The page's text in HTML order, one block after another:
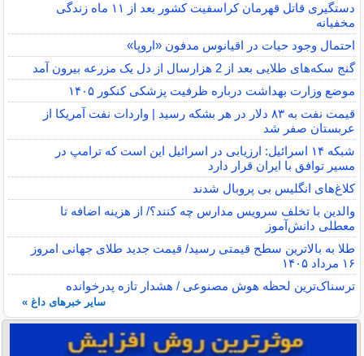
دستگیری قاتل قهرمان کراسفیت کشور بعد از ۱۱ ماه زندگی
مخفیانه
احتمال وجود حیات در اقیانوس مدفون «اروپا»
گنج سکه‌های طلایی بعد از 2 هزارسال از دل یک مزرعه بیرون آمد
موضع وزارت بهداشت درباره ظرفیت پزشکی کنکور ۱۴۰۵
قیمت نفت به ۸۳ دلار در هر بشکه رسید | واردات نفت آمریکا از
عربستان صفر شد
شبکه ۱۴ اسرائیل: ارزیابی در اسرائیل این است که ترامپ در
مسیر توافق با ایران قرار دارد
کلاغ‌های انگلیس بی پروبال شدند
والدین با تخلف سرویس مدارس چه کنند؟/ از هزینه اضافه تا
معطلی دانش‌آموز
طلا به بالاترین سطح قیمتی رسید/ قیمت جدید طلای جهانی امروز
۱۶ مرداد ۱۴۰۵
ترسناک‌ترین لحظه هوش مصنوعی / هشدار تازه پدرخوانده
سایر خبرهای داغ »